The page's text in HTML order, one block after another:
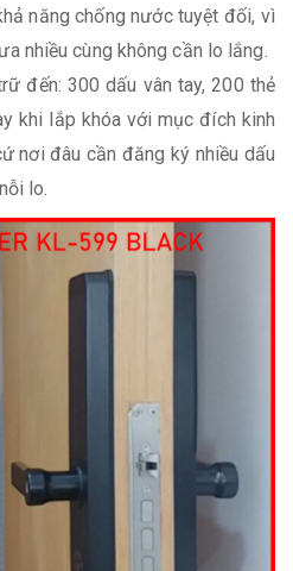
năng chống nước tuyệt đối, vì
nhiều cùng không cần lo lắng.
đến: 300 dấu vân tay, 200 thẻ
khi lắp khóa với mục đích kinh
nơi đâu cần đăng ký nhiều dấu
lo.